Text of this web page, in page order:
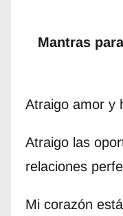
Mantras
Atraigo amor y
Atraigo las
relaciones
Mi corazón